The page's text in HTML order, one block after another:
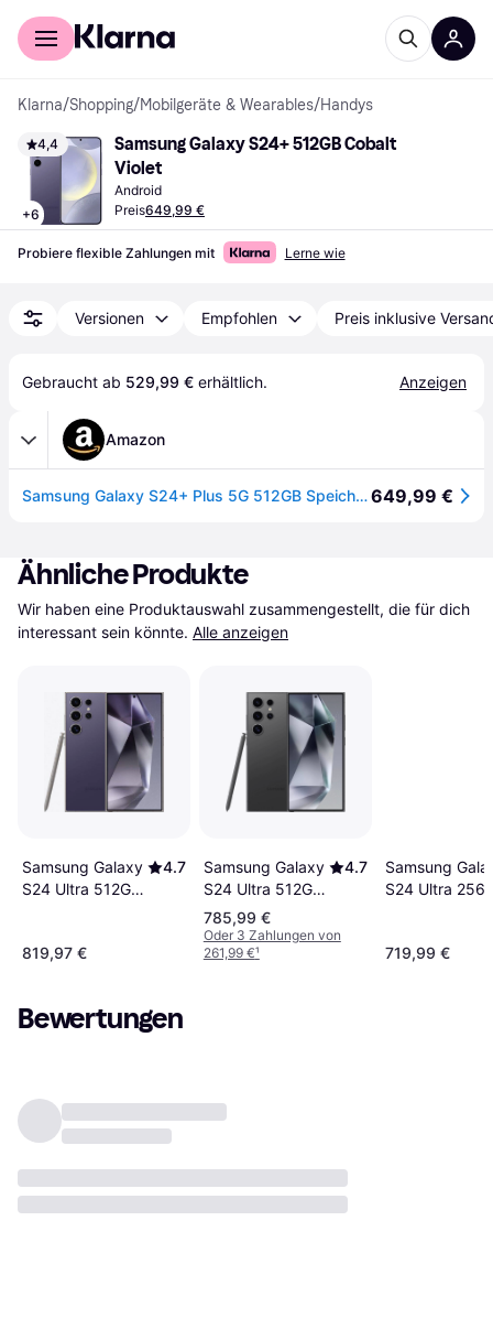
Für Shopper
Klarna/Shopping/Mobilgeräte & Wearables/Handys
4,4
+6
Samsung Galaxy S24+ 512GB Cobalt
Violet
Android
Preis649,99 €
Probiere flexible Zahlungen mit Lerne wie
Versionen Empfohlen Preis inklusive
Gebraucht ab 529,99 € erhältlich. Anzeigen
Amazon
Samsung Galaxy S24+ Plus 5G 512GB Speicher 12GB RAM Violet 4.900mAh Akku AI Handy Android 15 Smartphone ohne Simlock ohne Branding649,99 €
Ähnliche Produkte
Wir haben eine Produktauswahl zusammengestellt, die für dich
interessant sein könnte. Alle anzeigen
Samsung Galaxy
S24 Ultra 512GB
4.7
819,97 €
Samsung Galaxy
S24 Ultra 512GB
Titanium Black
4.7
785,99 €
Oder 3 Zahlungen von
261,99 €¹
Samsung
S24 Ultra
719,99 €
Bewertungen